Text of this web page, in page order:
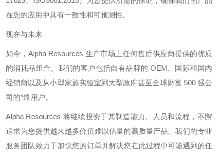
在您的应用中具有一致性和可预测性。
现在与未来
如今， Alpha Resources 生产市场上任何售后供应商提供的优质
的消耗品组合。我们的客户包括自有品牌的 OEM 、国际和国内
经销商以及从小型家族实验室到大型政府甚至全球财富 500 强公
司的*终用户。
Alpha Resources 将继续投资于其制造能力、人员和流程，不懈
追求为您提供越来越多价值难以估量的高质量产品。我们的专业
服务团队致力于加快您的订单并解决您在此过程中可能遇到的任